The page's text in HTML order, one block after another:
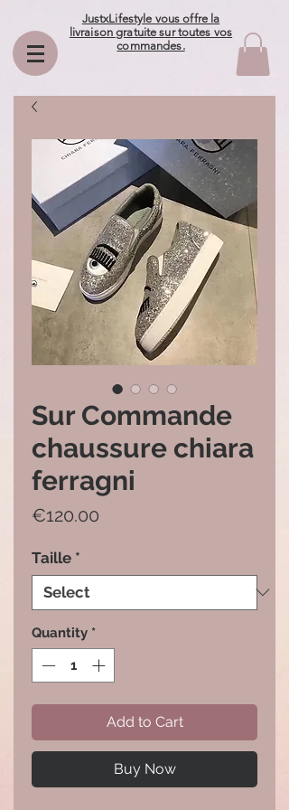
JustxLifestyle vous offre la
livraison gratuite sur toutes vos
commandes.
Sur Commande
chaussure chiara
ferragni
€120.00
Taille *
Quantity *
Add to Cart
Buy Now